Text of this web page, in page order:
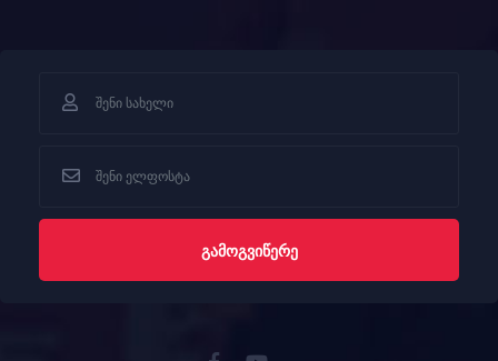
ᲒᲐᲛᲝᲒᲕᲘᲬᲔᲠᲔ